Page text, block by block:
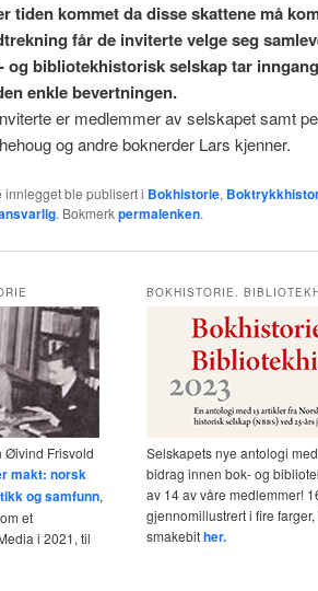
tiden kommet da disse skattene må
får de inviterte velge seg
og bibliotekhistorisk selskap tar
enkle bevertningen.
er medlemmer av selskapet samt
og andre boknerder Lars kjenner.
innlegget ble publisert i Bokhistorie,
. Bokmerkpermalenken.
Øivind Frisvold
makt: norsk
og samfunn,
et
i 2021, til
BOKHISTORIE.
Selskapets nye antologi
bidrag innen bok- og
av 14 av våre medlemmer!
gjennomillustrert i fire
smakebither.